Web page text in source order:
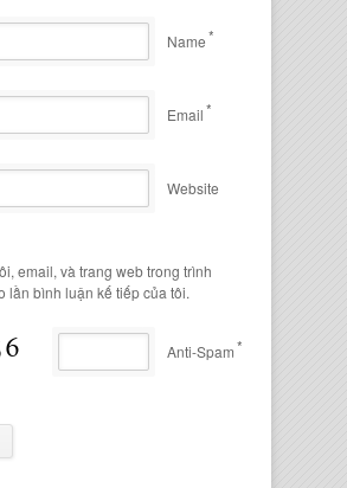
Name*
Email*
Website
email, và trang web trong trình
lần bình luận kế tiếp của tôi.
Anti-Spam*